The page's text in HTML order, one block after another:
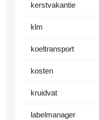
kerstvakantie
klm
koeltransport
kosten
kruidvat
labelmanager